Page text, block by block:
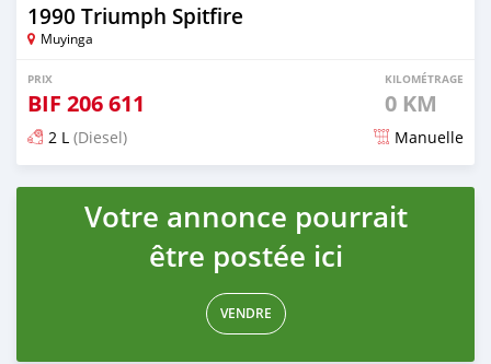
1990 Triumph Spitfire
Muyinga
PRIX
BIF 206 611
KILOMÉTRAGE
0 KM
2 L (Diesel) Manuelle
Publié il y a 19 jours
Votre annonce pourrait
être postée ici
VENDRE